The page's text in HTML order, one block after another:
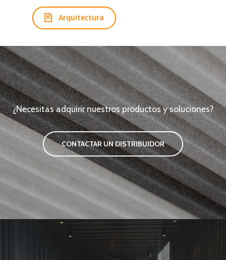
Arquitectura
¿Necesitas adquirir nuestros productos y soluciones?
CONTACTAR UN DISTRIBUIDOR